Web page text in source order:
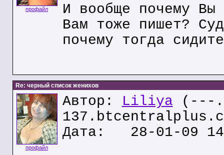
профайл
И вообще почему Вы
Вам тоже пишет?
почему тогда
Re: черный список женихов
профайл
Автор: Liliya (---
Дата: 28-01-09